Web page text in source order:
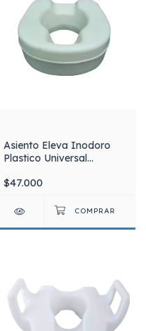
Asiento Eleva Inodoro
Plastico Universal
$47.000